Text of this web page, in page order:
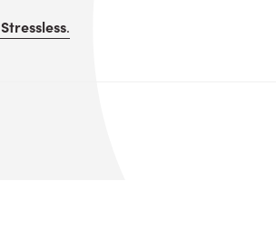
Stressless.